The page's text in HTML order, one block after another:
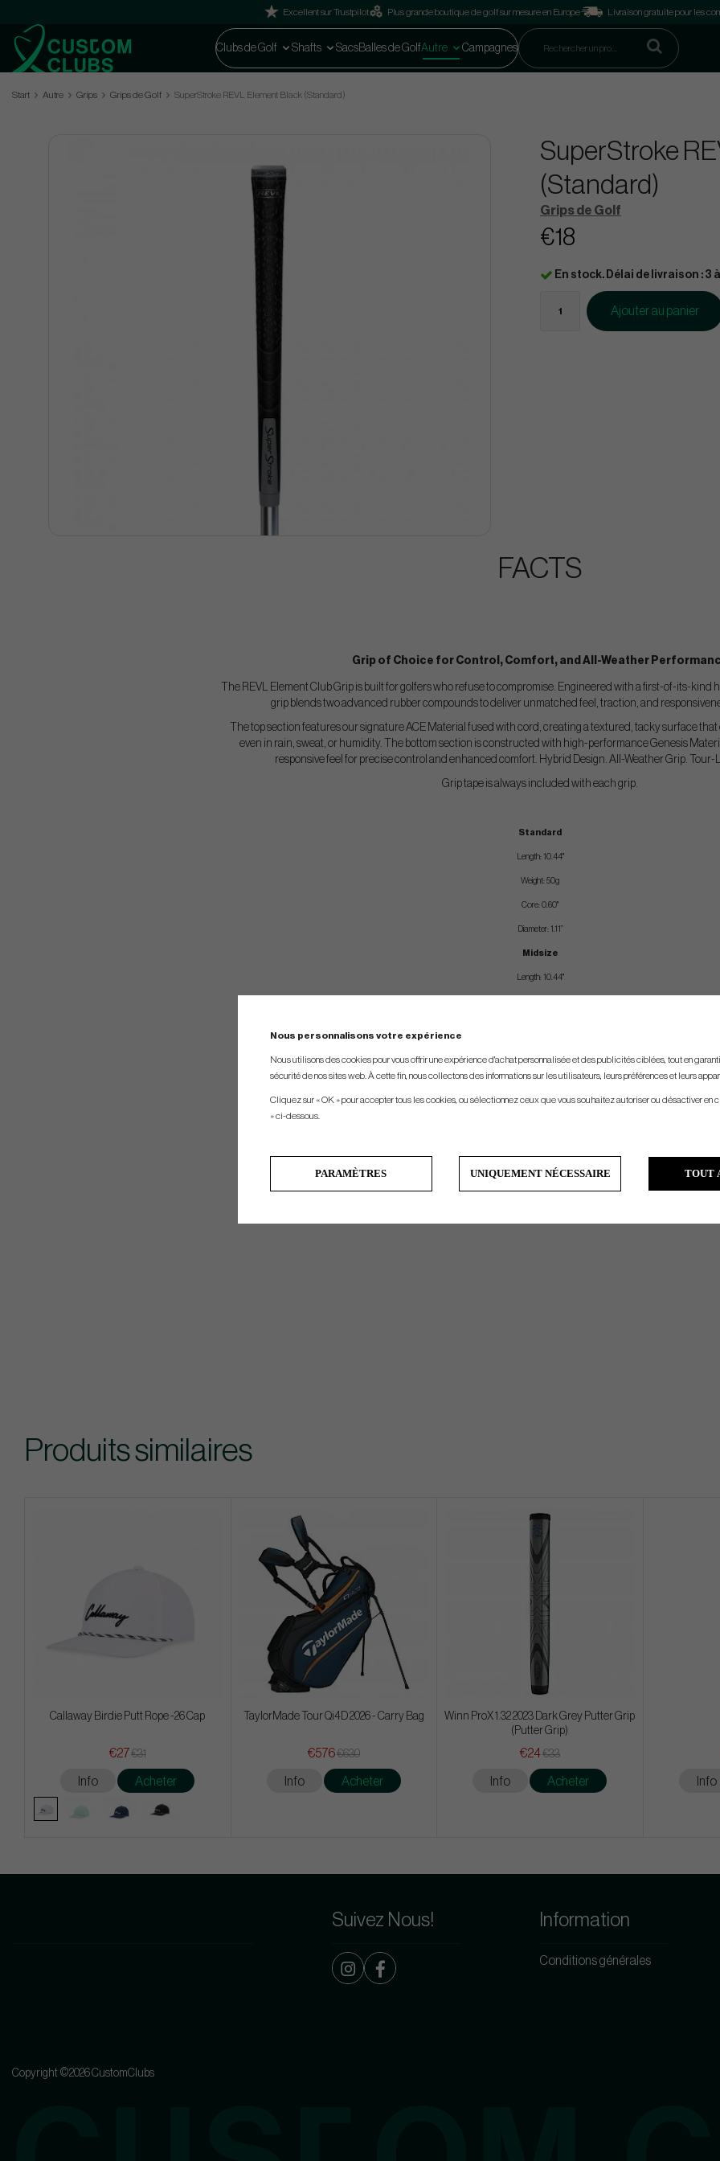
Excellent sur Trustpilot Plus grande boutique de golf sur mesure en Europe Livraison gratuite pour les
Clubs de Golf Shafts SacsBalles de GolfAutre Campagnes
Start Autre Grips Grips de Golf SuperStroke REVL Element Black (Standard)
SuperStroke
(Standard)
Grips de Golf
€18
En stock. Délai de livraison : 3
Ajouter au panier
FACTS
Grip of Choice for Control, Comfort, and All-Weather
The REVL Element Club Grip is built for golfers who refuse to compromise. Engineered with a first-of-its-kind
grip blends two advanced rubber compounds to deliver unmatched feel, traction, and
The top section features our signature ACE Material fused with cord, creating a textured, tacky surface
even in rain, sweat, or humidity. The bottom section is constructed with high-performance Genesis
responsive feel for precise control and enhanced comfort. Hybrid Design. All-Weather Grip. Tour-
Grip tape is always included with each grip.
Standard
Length: 10.44"
Weight: 50g
Core: 0.60"
Diameter: 1.11”
Midsize
Length: 10.44"
*Diameter is measured at the butt end of the club grip.
Produits similaires
Callaway Birdie Putt Rope -26 Cap
€27€31
Info Acheter
TaylorMade Tour Qi4D 2026 - Carry Bag
€576€630
Info Acheter
Winn ProX 1.32 2023 Dark Grey Putter Grip
(Putter Grip)
€24€33
Info Acheter Info
Suivez Nous! Information
Conditions générales
Copyright ©2026 CustomClubs
Nous personnalisons votre expérience
Nous utilisons des cookies pour vous offrir une expérience d'achat personnalisée et des publicités ciblées, tout en
sécurité de nos sites web. À cette fin, nous collectons des informations sur les utilisateurs, leurs préférences et leurs
Cliquez sur « OK » pour accepter tous les cookies, ou sélectionnez ceux que vous souhaitez autoriser ou désactiver en
» ci-dessous.
PARAMÈTRES UNIQUEMENT NÉCESSAIRE TOUT